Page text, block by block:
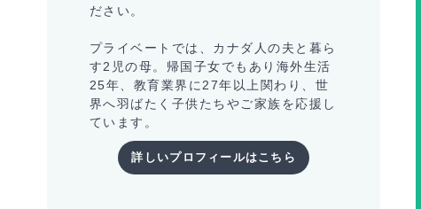
ださい。
プライベートでは、カナダ人の夫と暮ら
す2児の母。帰国子女でもあり海外生活
25年、教育業界に27年以上関わり、世
界へ羽ばたく子供たちやご家族を応援し
ています。
詳しいプロフィールはこちら